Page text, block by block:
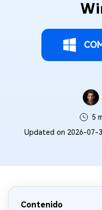
5
Updated on 2026-07-
Contenido